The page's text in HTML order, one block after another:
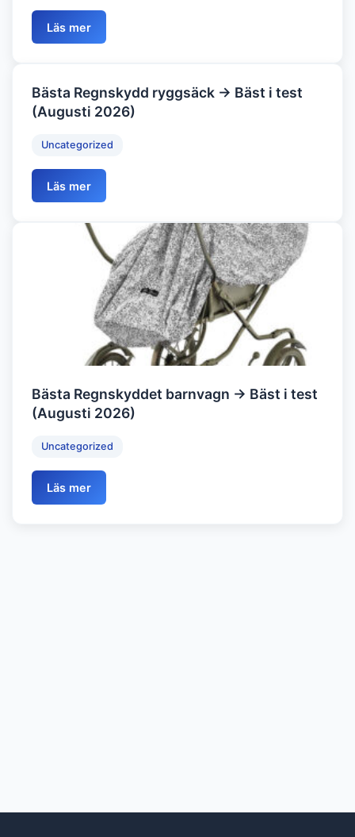
Läs mer
Bästa Regnskydd ryggsäck → Bäst i test
(Augusti 2026)
Uncategorized
Läs mer
Bästa Regnskyddet barnvagn → Bäst i test
(Augusti 2026)
Uncategorized
Läs mer